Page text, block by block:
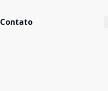
Contato